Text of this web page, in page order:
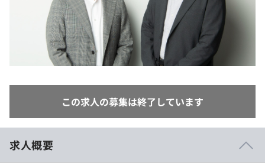
個人向けプラン
法人向けプラン
学校向けプラン
この求人の募集は終了しています
求人概要